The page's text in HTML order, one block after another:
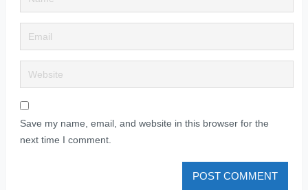
Save my name, email, and website in this browser for the
next time I comment.